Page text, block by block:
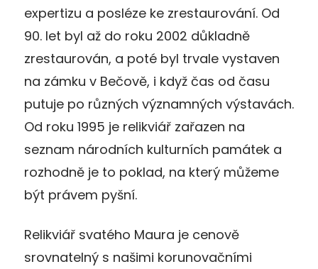
expertizu a posléze ke zrestaurování. Od
90. let byl až do roku 2002 důkladně
zrestaurován, a poté byl trvale vystaven
na zámku v Bečově, i když čas od času
putuje po různých významných výstavách.
Od roku 1995 je relikviář zařazen na
seznam národních kulturních památek a
rozhodně je to poklad, na který můžeme
být právem pyšní.
Relikviář svatého Maura je cenově
srovnatelný s našimi korunovačními